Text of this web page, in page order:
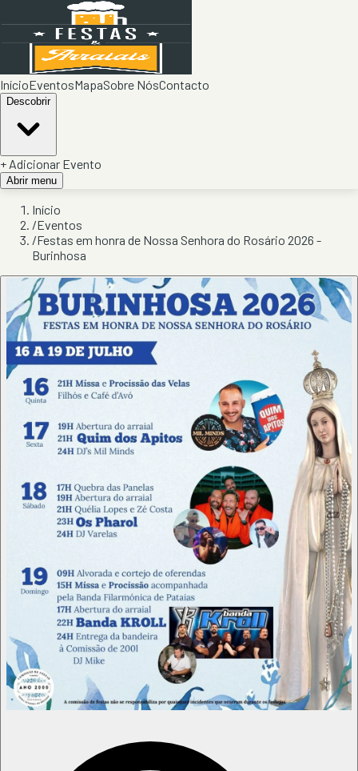
InícioEventosMapaSobre NósContacto
Descobrir
+ Adicionar Evento
Abrir menu
Início
/Eventos
/Festas em honra de Nossa Senhora do Rosário 2026 -
Burinhosa